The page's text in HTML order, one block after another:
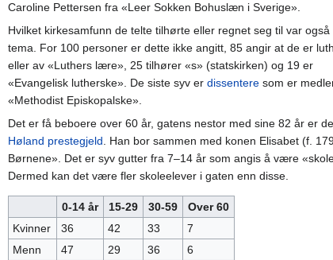
Caroline Pettersen fra «Leer Sokken Bohuslæn i Sverige».
Hvilket kirkesamfunn de telte tilhørte eller regnet seg til var også
tema. For 100 personer er dette ikke angitt, 85 angir at de er
eller av «Luthers lære», 25 tilhører «s» (statskirken) og 19 er
«Evangelisk lutherske». De siste syv er dissenteresom er
«Methodist Episkopalske».
Det er få beboere over 60 år, gatens nestor med sine 82 år er
Høland prestegjeld. Han bor sammen med konen Elisabet (f.
Børnene». Det er syv gutter fra 7–14 år som angis å være
Dermed kan det være fler skoleelever i gaten enn disse.
0-14 år 15-29 30-59
Over 60
Kvinner
36 42 33
7
Menn
47 29 36
6